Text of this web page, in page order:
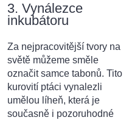
3. Vynálezce
inkubátoru
Za nejpracovitější tvory na
světě můžeme směle
označit samce tabonů. Tito
kurovití ptáci vynalezli
umělou líheň, která je
současně i pozoruhodné